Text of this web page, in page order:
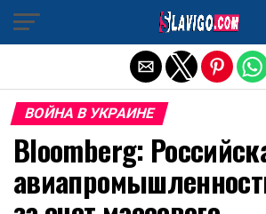
ВОЙНА В УКРАИНЕ
Bloomberg:
Exit mobile version